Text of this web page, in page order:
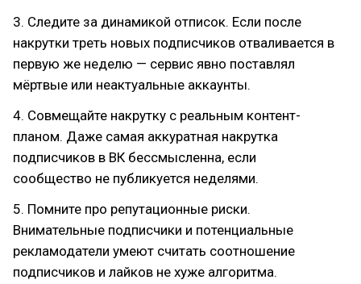
3. Следите за динамикой отписок. Если после
накрутки треть новых подписчиков отваливается в
первую же неделю — сервис явно поставлял
мёртвые или неактуальные аккаунты.
4. Совмещайте накрутку с реальным контент-
планом. Даже самая аккуратная накрутка
подписчиков в ВК бессмысленна, если
сообщество не публикуется неделями.
5. Помните про репутационные риски.
Внимательные подписчики и потенциальные
рекламодатели умеют считать соотношение
подписчиков и лайков не хуже алгоритма.